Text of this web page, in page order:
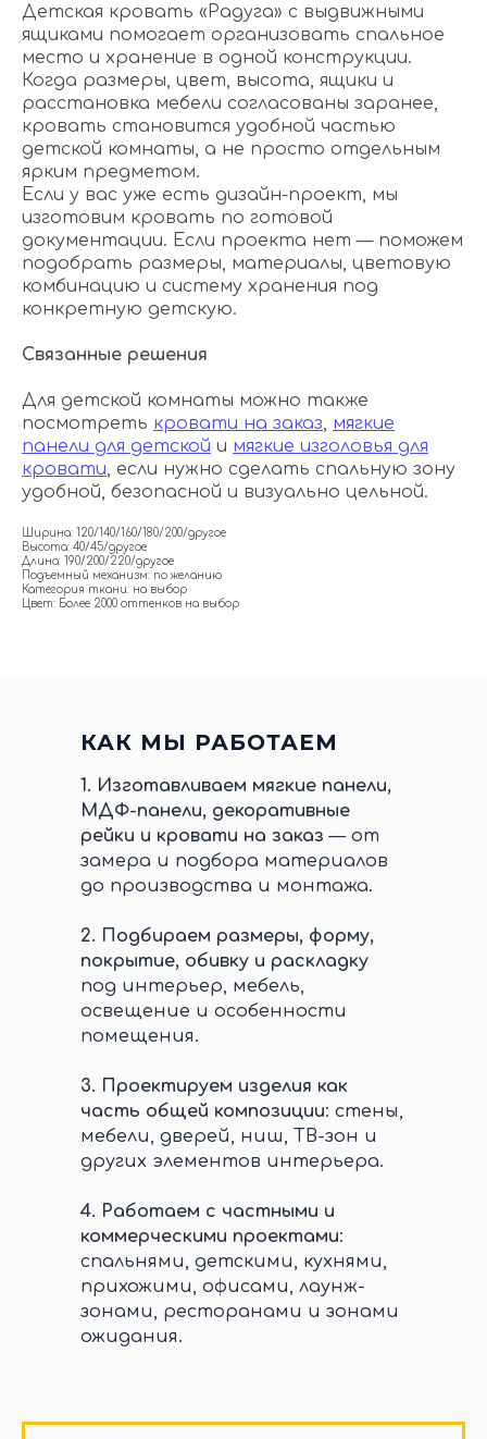
Детская кровать «Радуга» с выдвижными
ящиками помогает организовать спальное
место и хранение в одной конструкции.
Когда размеры, цвет, высота, ящики и
расстановка мебели согласованы заранее,
кровать становится удобной частью
детской комнаты, а не просто отдельным
ярким предметом.
Если у вас уже есть дизайн-проект, мы
изготовим кровать по готовой
документации. Если проекта нет — поможем
подобрать размеры, материалы, цветовую
комбинацию и систему хранения под
конкретную детскую.
Связанные решения
Для детской комнаты можно также
посмотреть кровати на заказ, мягкие
панели для детской и мягкие изголовья для
кровати, если нужно сделать спальную зону
удобной, безопасной и визуально цельной.
Ширина: 120/140/160/180/200/другое
Высота: 40/45/другое
Длина: 190/200/220/другое
Подъемный механизм: по желанию
Категория ткани: на выбор
Цвет: Более 2000 оттенков на выбор
КАК МЫ РАБОТАЕМ
1. Изготавливаем мягкие панели,
МДФ-панели, декоративные
рейки и кровати на заказ — от
замера и подбора материалов
до производства и монтажа.
2. Подбираем размеры, форму,
покрытие, обивку и раскладку
под интерьер, мебель,
освещение и особенности
помещения.
3. Проектируем изделия как
часть общей композиции: стены,
мебели, дверей, ниш, ТВ-зон и
других элементов интерьера.
4. Работаем с частными и
коммерческими проектами:
спальнями, детскими, кухнями,
прихожими, офисами, лаунж-
зонами, ресторанами и зонами
ожидания.